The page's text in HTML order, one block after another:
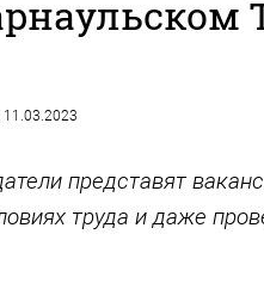
11.03.2023
представят
труда и даже